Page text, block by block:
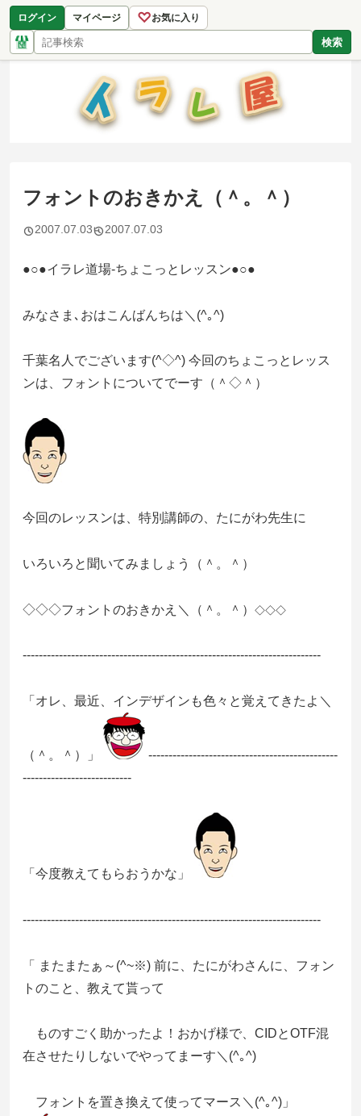
ログイン マイページ ♡お気に入り
検索
フォントのおきかえ（＾。＾）
2007.07.03 2007.07.03
●○●イラレ道場-ちょこっとレッスン●○●
みなさま､おはこんばんちは＼(^｡^)
千葉名人でございます(^◇^) 今回のちょこっとレッス
ンは、フォントについてでーす（＾◇＾）
今回のレッスンは、特別講師の、たにがわ先生に
いろいろと聞いてみましょう（＾。＾）
◇◇◇フォントのおきかえ＼（＾。＾） ◇◇◇
--------------------------------------------------------------------------
「オレ、最近、インデザインも色々と覚えてきたよ＼
（＾。＾）」
-----------------------------------------------
---------------------------
「今度教えてもらおうかな」
--------------------------------------------------------------------------
「 またまたぁ～(^~※) 前に、たにがわさんに、フォン
トのこと、教えて貰って
ものすごく助かったよ！おかげ様で、CIDとOTF混
在させたりしないでやってまーす＼(^｡^)
フォントを置き換えて使ってマース＼(^｡^)」